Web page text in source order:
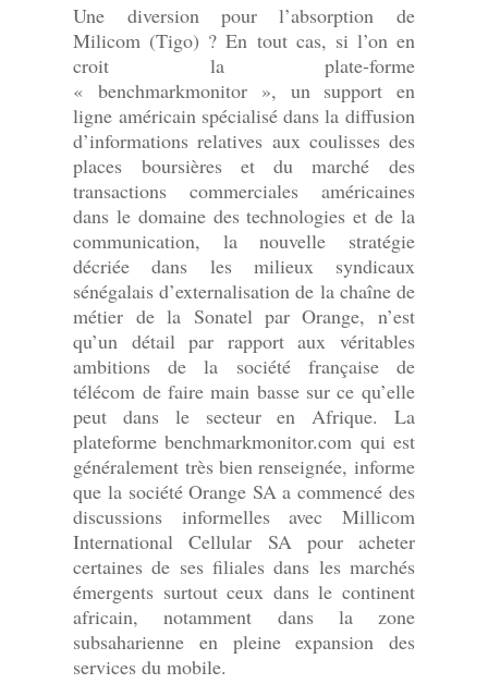
Une diversion pour l’absorption de
Milicom (Tigo) ? En tout cas, si l’on en
croit la plate-forme
« benchmarkmonitor », un support en
ligne américain spécialisé dans la diffusion
d’informations relatives aux coulisses des
places boursières et du marché des
transactions commerciales américaines
dans le domaine des technologies et de la
communication, la nouvelle stratégie
décriée dans les milieux syndicaux
sénégalais d’externalisation de la chaîne de
métier de la Sonatel par Orange, n’est
qu’un détail par rapport aux véritables
ambitions de la société française de
télécom de faire main basse sur ce qu’elle
peut dans le secteur en Afrique. La
plateforme benchmarkmonitor.com qui est
généralement très bien renseignée, informe
que la société Orange SA a commencé des
discussions informelles avec Millicom
International Cellular SA pour acheter
certaines de ses filiales dans les marchés
émergents surtout ceux dans le continent
africain, notamment dans la zone
subsaharienne en pleine expansion des
services du mobile.